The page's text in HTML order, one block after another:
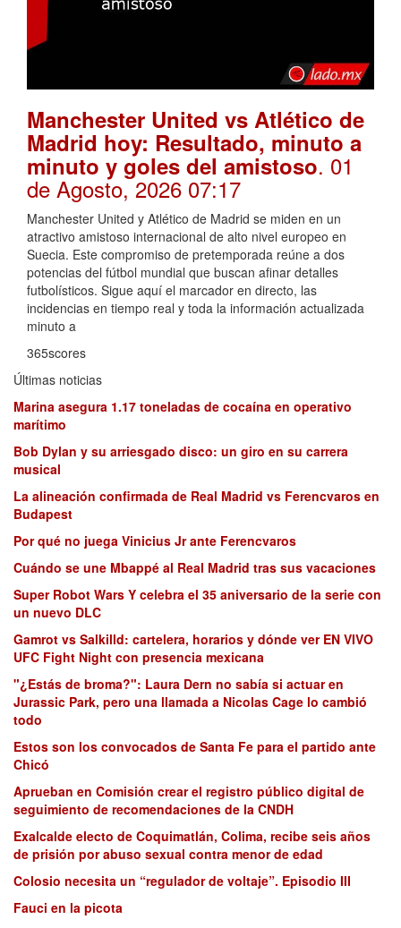
Manchester United vs Atlético de
Madrid hoy: Resultado, minuto a
minuto y goles del amistoso. 01
de Agosto, 2026 07:17
Manchester United y Atlético de Madrid se miden en un
atractivo amistoso internacional de alto nivel europeo en
Suecia. Este compromiso de pretemporada reúne a dos
potencias del fútbol mundial que buscan afinar detalles
futbolísticos. Sigue aquí el marcador en directo, las
incidencias en tiempo real y toda la información actualizada
minuto a
365scores
Últimas noticias
Marina asegura 1.17 toneladas de cocaína en operativo
marítimo
Bob Dylan y su arriesgado disco: un giro en su carrera
musical
La alineación confirmada de Real Madrid vs Ferencvaros en
Budapest
Por qué no juega Vinicius Jr ante Ferencvaros
Cuándo se une Mbappé al Real Madrid tras sus vacaciones
Super Robot Wars Y celebra el 35 aniversario de la serie con
un nuevo DLC
Gamrot vs Salkilld: cartelera, horarios y dónde ver EN VIVO
UFC Fight Night con presencia mexicana
"¿Estás de broma?": Laura Dern no sabía si actuar en
Jurassic Park, pero una llamada a Nicolas Cage lo cambió
todo
Estos son los convocados de Santa Fe para el partido ante
Chicó
Aprueban en Comisión crear el registro público digital de
seguimiento de recomendaciones de la CNDH
Exalcalde electo de Coquimatlán, Colima, recibe seis años
de prisión por abuso sexual contra menor de edad
Colosio necesita un “regulador de voltaje”. Episodio III
Fauci en la picota